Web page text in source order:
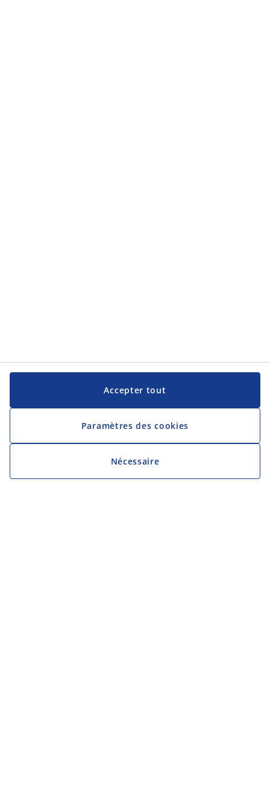
Accepter tout
Paramètres des cookies
Nécessaire